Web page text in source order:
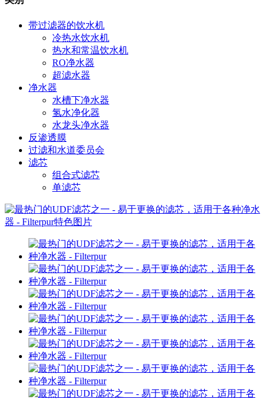
带过滤器的饮水机
冷热水饮水机
热水和常温饮水机
RO净水器
超滤水器
净水器
水槽下净水器
氢水净化器
水龙头净水器
反渗透膜
过滤和水道委员会
滤芯
组合式滤芯
单滤芯